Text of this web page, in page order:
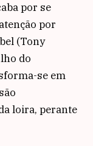
por se
por
(Tony
do
se em
loira, perante